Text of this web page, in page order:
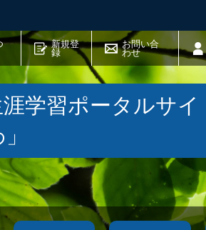
新規登
録
お問い合
わせ
学習ポータルサ